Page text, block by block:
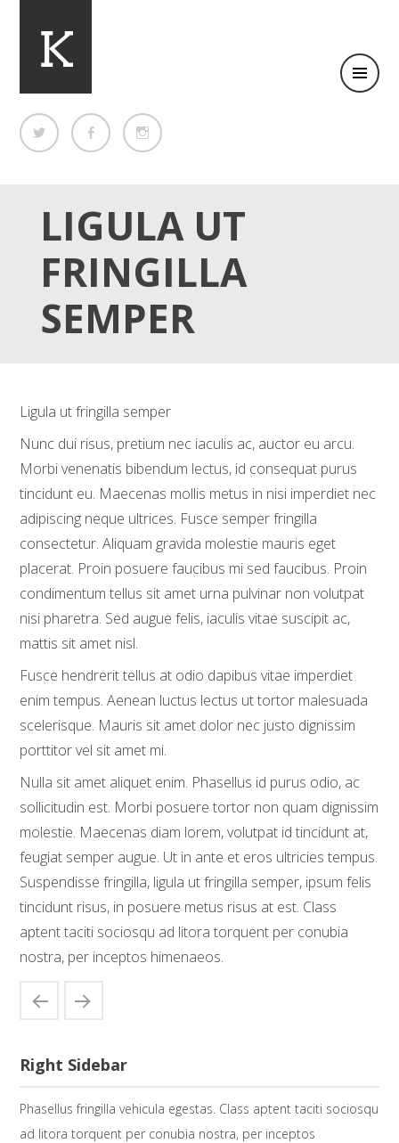
KIMBO
LIGULA UT
FRINGILLA
SEMPER
Ligula ut fringilla semper
Nunc dui risus, pretium nec iaculis ac, auctor eu arcu.
Morbi venenatis bibendum lectus, id consequat purus
tincidunt eu. Maecenas mollis metus in nisi imperdiet nec
adipiscing neque ultrices. Fusce semper fringilla
consectetur. Aliquam gravida molestie mauris eget
placerat. Proin posuere faucibus mi sed faucibus. Proin
condimentum tellus sit amet urna pulvinar non volutpat
nisi pharetra. Sed augue felis, iaculis vitae suscipit ac,
mattis sit amet nisl.
Fusce hendrerit tellus at odio dapibus vitae imperdiet
enim tempus. Aenean luctus lectus ut tortor malesuada
scelerisque. Mauris sit amet dolor nec justo dignissim
porttitor vel sit amet mi.
Nulla sit amet aliquet enim. Phasellus id purus odio, ac
sollicitudin est. Morbi posuere tortor non quam dignissim
molestie. Maecenas diam lorem, volutpat id tincidunt at,
feugiat semper augue. Ut in ante et eros ultricies tempus.
Suspendisse fringilla, ligula ut fringilla semper, ipsum felis
tincidunt risus, in posuere metus risus at est. Class
aptent taciti sociosqu ad litora torquent per conubia
nostra, per inceptos himenaeos.
Right Sidebar
Phasellus fringilla vehicula egestas. Class aptent taciti sociosqu
ad litora torquent per conubia nostra, per inceptos